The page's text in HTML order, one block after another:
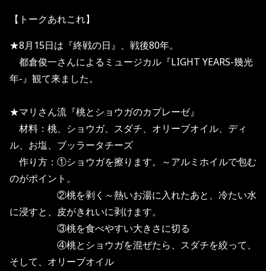
【トークあれこれ】
★8月15日は『終戦の日』、戦後80年。
都倉俊一さんによるミュージカル『LIGHT YEARS-幾光
年-』観て来ました。
★マリさん流『桃とショウガのカプレーゼ』
材料：桃、ショウガ、スダチ、オリーブオイル、ディ
ル、お塩、ブッラータチーズ
作り方：①ショウガを擦ります。～アルミホイルで包む
のがポイント。
②桃を剥く～熱いお湯に入れたあと、冷たい水
に浸すと、皮がきれいに剥けます。
③桃を食べやすい大きさに切る
④桃とショウガを混ぜたら、スダチを絞って、
そして、オリーブオイル